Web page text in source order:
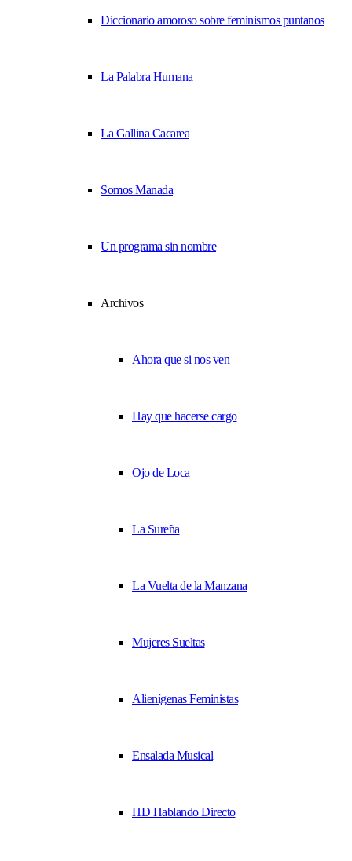
Diccionario amoroso sobre feminismos puntanos
La Palabra Humana
La Gallina Cacarea
Somos Manada
Un programa sin nombre
Archivos
Ahora que si nos ven
Hay que hacerse cargo
Ojo de Loca
La Sureña
La Vuelta de la Manzana
Mujeres Sueltas
Alienígenas Feministas
Ensalada Musical
HD Hablando Directo